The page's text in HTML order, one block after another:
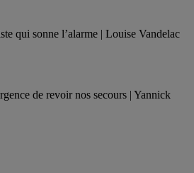
qui sonne l’alarme | Louise Vandelac
de revoir nos secours | Yannick